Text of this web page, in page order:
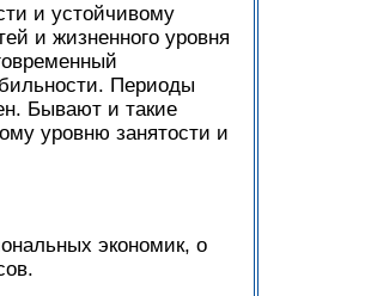
и устойчивому
и жизненного уровня
Периоды
Бывают и такие
уровню занятости и
экономик, о